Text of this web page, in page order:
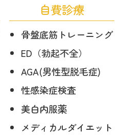
自費診療
骨盤底筋トレーニング
ED（勃起不全）
AGA(男性型脱毛症)
性感染症検査
美白内服薬
メディカルダイエット